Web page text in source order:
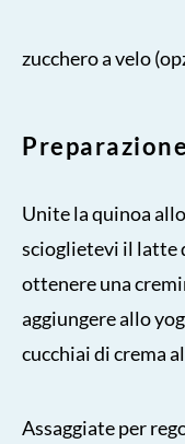
zucchero a velo
Preparazione
Unite la quinoa
scioglietevi il latte
ottenere una
aggiungere allo
cucchiai di crema
Assaggiate per